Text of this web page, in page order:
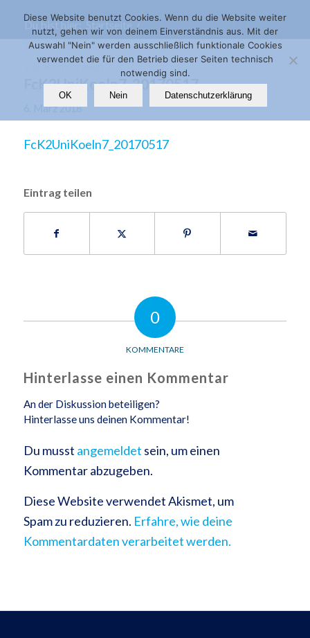
Du bist hier: Startseite /
Bericht über die Beobachtung einer Treibjagd
von Kormoranen
FcK2UniKoeln7_20170517
FcK2UniKoeln7_20170517
6. März 2018
FcK2UniKoeln7_20170517
Eintrag teilen
0
KOMMENTARE
Hinterlasse einen Kommentar
An der Diskussion beteiligen?
Hinterlasse uns deinen Kommentar!
Du musst angemeldet sein, um einen
Kommentar abzugeben.
Diese Website verwendet Akismet, um
Spam zu reduzieren. Erfahre, wie deine
Kommentardaten verarbeitet werden.
Diese Website benutzt Cookies. Wenn du die Website weiter
nutzt, gehen wir von deinem Einverständnis aus. Mit der
Auswahl "Nein" werden ausschließlich funktionale Cookies
verwendet die für den Betrieb dieser Seiten technisch
notwendig sind.
OK Nein Datenschutzerklärung